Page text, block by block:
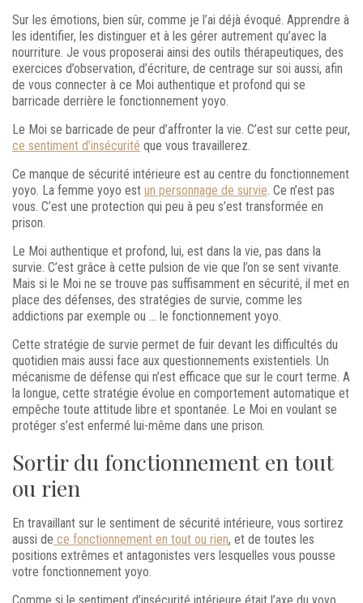
Sur les émotions, bien sûr, comme je l’ai déjà évoqué. Apprendre à
les identifier, les distinguer et à les gérer autrement qu’avec la
nourriture. Je vous proposerai ainsi des outils thérapeutiques, des
exercices d’observation, d’écriture, de centrage sur soi aussi, afin
de vous connecter à ce Moi authentique et profond qui se
barricade derrière le fonctionnement yoyo.
Le Moi se barricade de peur d’affronter la vie. C’est sur cette peur,
ce sentiment d’insécurité que vous travaillerez.
Ce manque de sécurité intérieure est au centre du fonctionnement
yoyo. La femme yoyo est un personnage de survie. Ce n’est pas
vous. C’est une protection qui peu à peu s’est transformée en
prison.
Le Moi authentique et profond, lui, est dans la vie, pas dans la
survie. C’est grâce à cette pulsion de vie que l’on se sent vivante.
Mais si le Moi ne se trouve pas suffisamment en sécurité, il met en
place des défenses, des stratégies de survie, comme les
addictions par exemple ou … le fonctionnement yoyo.
Cette stratégie de survie permet de fuir devant les difficultés du
quotidien mais aussi face aux questionnements existentiels. Un
mécanisme de défense qui n’est efficace que sur le court terme. A
la longue, cette stratégie évolue en comportement automatique et
empêche toute attitude libre et spontanée. Le Moi en voulant se
protéger s’est enfermé lui-même dans une prison.
Sortir du fonctionnement en tout
ou rien
En travaillant sur le sentiment de sécurité intérieure, vous sortirez
aussi de ce fonctionnement en tout ou rien, et de toutes les
positions extrêmes et antagonistes vers lesquelles vous pousse
votre fonctionnement yoyo.